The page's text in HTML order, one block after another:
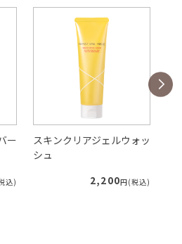
ー
込)
スキンクリアジェルウォッ
シュ
2,200円(税込)